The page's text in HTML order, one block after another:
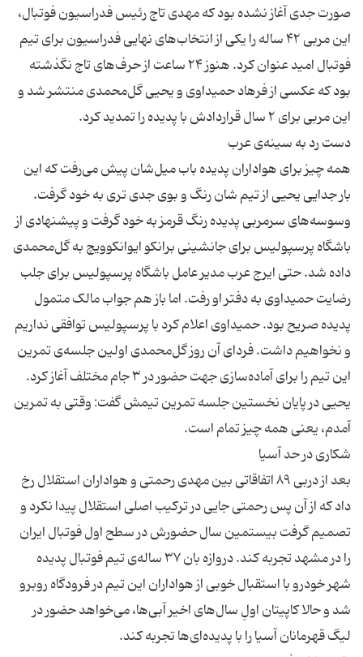
صورت جدی آغاز نشده بود که مهدی تاج رئیس فدراسیون فوتبال،
این مربی ۴۲ ساله را یکی از انتخاب‌های نهایی فدراسیون برای تیم
فوتبال امید عنوان کرد. هنوز ۲۴ ساعت از حرف‌های تاج نگذشته
بود که عکسی از فرهاد حمیداوی و یحیی گل‌محمدی منتشر شد و
همه چیز برای هواداران پدیده باب میل‌شان پیش می‌رفت که این
بار جدایی یحیی از تیم شان رنگ و بوی جدی تری به خود گرفت.
وسوسه‌های سرمربی پدیده رنگ قرمز به خود گرفت و پیشنهادی از
باشگاه پرسپولیس برای جانشینی برانکو ایوانکوویچ به گل‌محمدی
داده شد. حتی ایرج عرب مدیر عامل باشگاه پرسپولیس برای جلب
رضایت حمیداوی به دفتر او رفت. اما باز هم جواب مالک متمول
پدیده صریح بود. حمیداوی اعلام کرد با پرسپولیس توافقی نداریم
و نخواهیم داشت. فردای آن روز گل‌محمدی اولین جلسه‌ی تمرین
این تیم را برای آماده‌سازی جهت حضور در ۳ جام مختلف آغاز کرد.
یحیی در پایان نخستین جلسه تمرین تیمش گفت: وقتی به تمرین
بعد از دربی ۸۹ اتفاقاتی بین مهدی رحمتی و هواداران استقلال رخ
داد که از آن پس رحمتی جایی در ترکیب اصلی استقلال پیدا نکرد و
تصمیم گرفت بیستمین سال حضورش در سطح اول فوتبال ایران
را در مشهد تجربه کند. دروازه بان ۳۷ ساله‌ی تیم فوتبال پدیده
شهر خودرو با استقبال خوبی از هواداران این تیم در فرودگاه روبرو
شد و حالا کاپیتان اولِ سال‌های اخیر آبی‌ها، می‌خواهد حضور در